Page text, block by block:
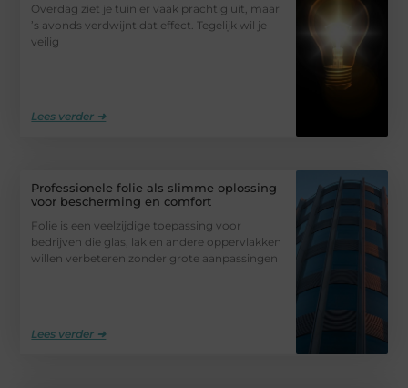
Overdag ziet je tuin er vaak prachtig uit, maar
’s avonds verdwijnt dat effect. Tegelijk wil je
veilig
Lees verder ➜
Professionele folie als slimme oplossing
voor bescherming en comfort
Folie is een veelzijdige toepassing voor
bedrijven die glas, lak en andere oppervlakken
willen verbeteren zonder grote aanpassingen
Lees verder ➜